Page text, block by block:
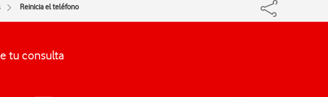
Reinicia el teléfono
tu consulta